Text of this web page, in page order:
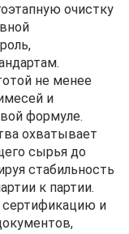
очистку
не менее
и
формуле.
охватывает
сырья до
стабильность
к партии.
сертификацию и